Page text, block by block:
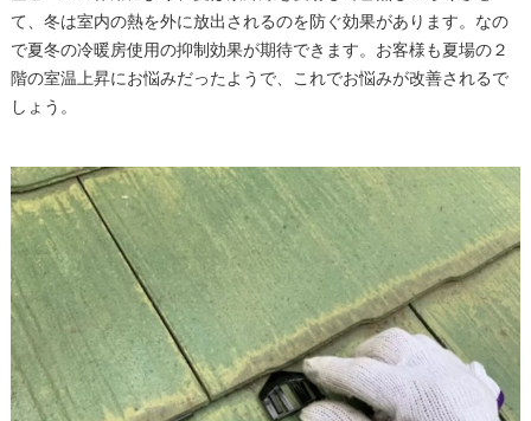
て、冬は室内の熱を外に放出されるのを防ぐ効果があります。なの
で夏冬の冷暖房使用の抑制効果が期待できます。お客様も夏場の２
階の室温上昇にお悩みだったようで、これでお悩みが改善されるで
しょう。